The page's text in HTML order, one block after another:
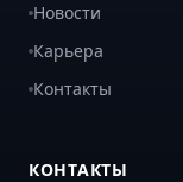
Новости
Карьера
Контакты
КОНТАКТЫ